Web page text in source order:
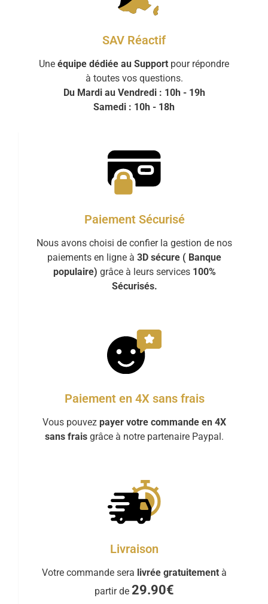
SAV Réactif
Une équipe dédiée au Support pour répondre
à toutes vos questions.
Du Mardi au Vendredi : 10h - 19h
Samedi : 10h - 18h
Paiement Sécurisé
Nous avons choisi de confier la gestion de nos
paiements en ligne à 3D sécure ( Banque
populaire) grâce à leurs services 100%
Sécurisés.
Paiement en 4X sans frais
Vous pouvez payer votre commande en 4X
sans frais grâce à notre partenaire Paypal.
Livraison
Votre commande sera livrée gratuitement à
partir de 29.90€